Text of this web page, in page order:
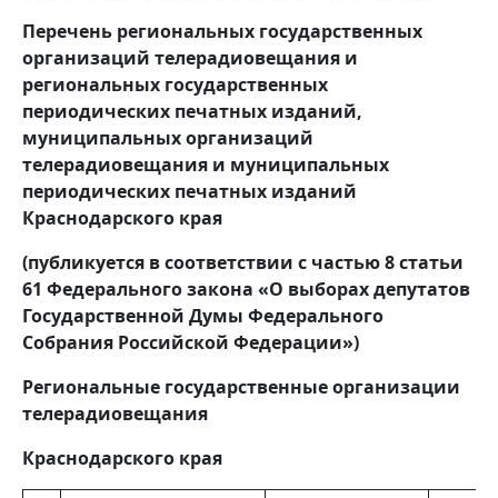
Перечень региональных государственных
организаций телерадиовещания и
региональных государственных
периодических печатных изданий,
муниципальных организаций
телерадиовещания и муниципальных
периодических печатных изданий
Краснодарского края
(публикуется в соответствии с частью 8 статьи
61 Федерального закона «О выборах депутатов
Государственной Думы Федерального
Собрания Российской Федерации»)
Региональные государственные организации
телерадиовещания
Краснодарского края